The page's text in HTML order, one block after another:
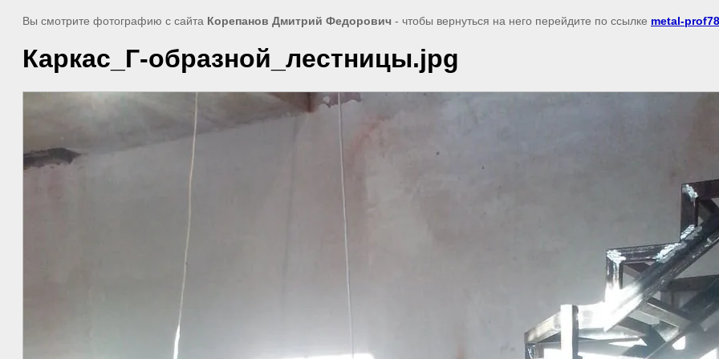
Вы смотрите фотографию с сайта Корепанов Дмитрий Федорович - чтобы вернуться на него перейдите по ссылке metal-
Каркас_Г-образной_лестницы.jpg